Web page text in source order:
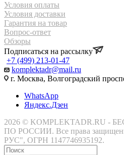
Условия оплаты
Условия доставки
Гарантия на товар
Вопрос-ответ
Обзоры
Подписаться на рассылку
+7 (499) 213-01-47
komplektadr@mail.ru
г. Москва, Волгоградский
WhatsApp
Яндекс.Дзен
2026 © KOMPLEKTADR.RU
ПО РОССИИ. Все права
РУС", ОГРН 1147746935192.